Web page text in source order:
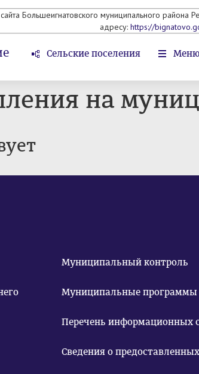
Большеигнатовского муниципального
адресу: https://
Сельские поселения
на
Муниципальный контроль
Муниципальные программы
Перечень информационных
Сведения о